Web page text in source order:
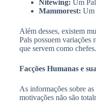
Nitewing: Um
Mammorest: Um
Além desses, existem
Pals possuem variações
que servem como chefes.
Facções Humanas e
As informações sobre
motivações não são